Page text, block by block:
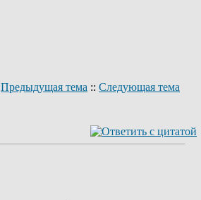
Предыдущая тема :: Следующая тема